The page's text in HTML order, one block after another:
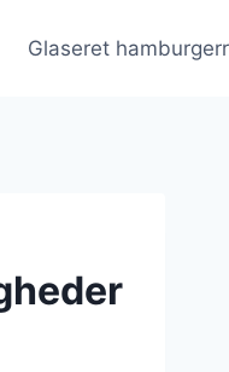
Glaseret